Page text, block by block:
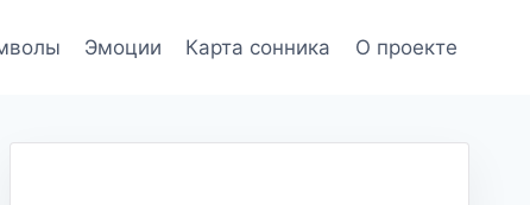
Эмоции Карта сонника О проекте